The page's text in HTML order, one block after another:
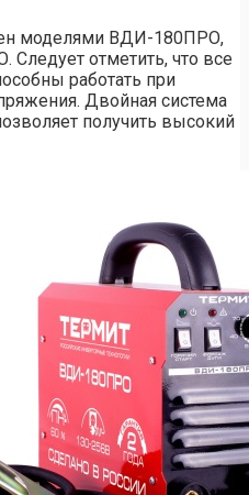
моделями ВДИ-180ПРО,
отметить, что все
работать при
Двойная система
получить высокий